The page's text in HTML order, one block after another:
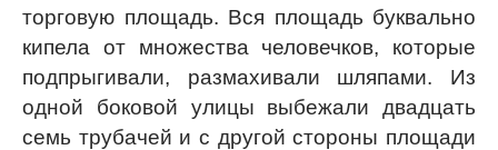
торговую площадь. Вся площадь буквально
кипела от множества человечков, которые
подпрыгивали, размахивали шляпами. Из
одной боковой улицы выбежали двадцать
семь трубачей и с другой стороны площади